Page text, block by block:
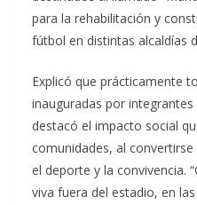
para la rehabilitación y
fútbol en distintas alcaldías
Explicó que prácticamente
inauguradas por
destacó el impacto social
comunidades, al
el deporte y la convivencia.
viva fuera del estadio, en